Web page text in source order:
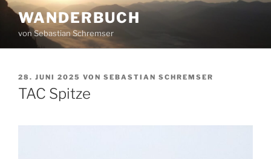
Zum
Inhalt
springen
WANDERBUCH
von Sebastian Schremser
VERÖFFENTLICHT
AM
28. JUNI 2025 VON SEBASTIAN SCHREMSER
TAC Spitze